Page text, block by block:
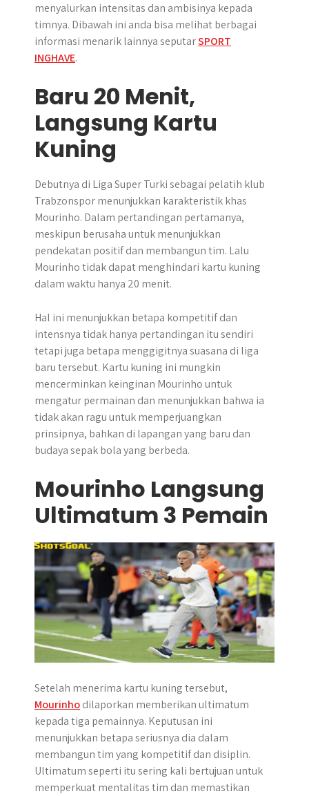
menyalurkan intensitas dan ambisinya kepada
timnya. Dibawah ini anda bisa melihat berbagai
informasi menarik lainnya seputarSPORT
INGHAVE.
Baru 20 Menit,
Langsung Kartu
Kuning
Debutnya di Liga Super Turki sebagai pelatih klub
Trabzonspor menunjukkan karakteristik khas
Mourinho. Dalam pertandingan pertamanya,
meskipun berusaha untuk menunjukkan
pendekatan positif dan membangun tim. Lalu
Mourinho tidak dapat menghindari kartu kuning
dalam waktu hanya 20 menit.
Hal ini menunjukkan betapa kompetitif dan
intensnya tidak hanya pertandingan itu sendiri
tetapi juga betapa menggigitnya suasana di liga
baru tersebut. Kartu kuning ini mungkin
mencerminkan keinginan Mourinho untuk
mengatur permainan dan menunjukkan bahwa ia
tidak akan ragu untuk memperjuangkan
prinsipnya, bahkan di lapangan yang baru dan
budaya sepak bola yang berbeda.
Mourinho Langsung
Ultimatum 3 Pemain
Setelah menerima kartu kuning tersebut,
Mourinhodilaporkan memberikan ultimatum
kepada tiga pemainnya. Keputusan ini
menunjukkan betapa seriusnya dia dalam
membangun tim yang kompetitif dan disiplin.
Ultimatum seperti itu sering kali bertujuan untuk
memperkuat mentalitas tim dan memastikan